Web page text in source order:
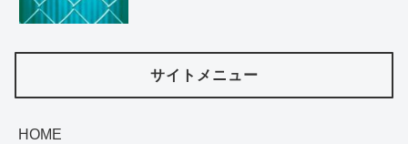
サイトメニュー
HOME